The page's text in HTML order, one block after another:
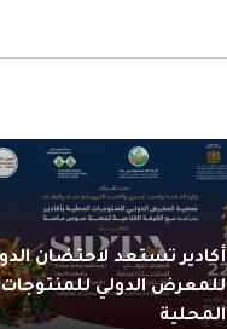
للمعرض الدولي للمنتوجات
المحلية